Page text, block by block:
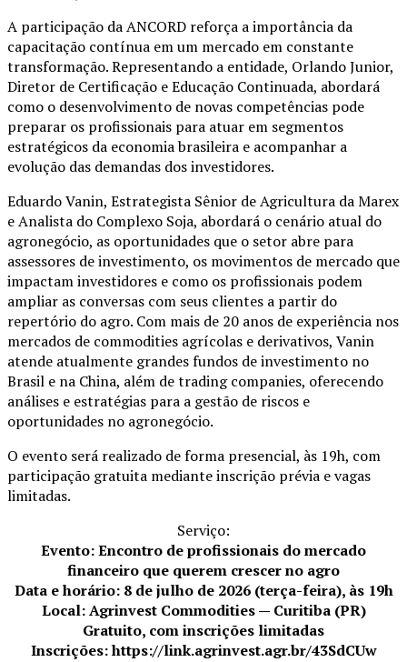
A participação da ANCORD reforça a importância da
capacitação contínua em um mercado em constante
transformação. Representando a entidade, Orlando Junior,
Diretor de Certificação e Educação Continuada, abordará
como o desenvolvimento de novas competências pode
preparar os profissionais para atuar em segmentos
estratégicos da economia brasileira e acompanhar a
evolução das demandas dos investidores.
Eduardo Vanin, Estrategista Sênior de Agricultura da Marex
e Analista do Complexo Soja, abordará o cenário atual do
agronegócio, as oportunidades que o setor abre para
assessores de investimento, os movimentos de mercado que
impactam investidores e como os profissionais podem
ampliar as conversas com seus clientes a partir do
repertório do agro. Com mais de 20 anos de experiência nos
mercados de commodities agrícolas e derivativos, Vanin
atende atualmente grandes fundos de investimento no
Brasil e na China, além de trading companies, oferecendo
análises e estratégias para a gestão de riscos e
oportunidades no agronegócio.
O evento será realizado de forma presencial, às 19h, com
participação gratuita mediante inscrição prévia e vagas
limitadas.
Serviço:
Evento: Encontro de profissionais do mercado
financeiro que querem crescer no agro
Data e horário: 8 de julho de 2026 (terça-feira), às 19h
Local: Agrinvest Commodities — Curitiba (PR)
Gratuito, com inscrições limitadas
Inscrições: https://link.agrinvest.agr.br/43SdCUw